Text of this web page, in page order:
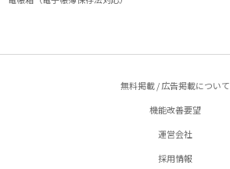
無料掲載 / 広告掲載について
機能改善要望
運営会社
採用情報